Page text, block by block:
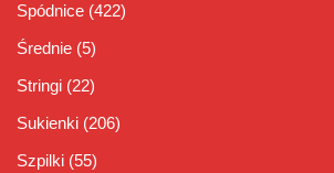
Spódnice (422)
Średnie (5)
Stringi (22)
Sukienki (206)
Szpilki (55)